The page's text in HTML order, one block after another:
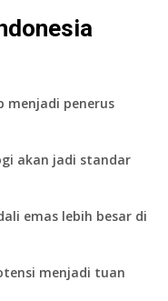
penerus
akan jadi standar
emas lebih besar di
menjadi tuan